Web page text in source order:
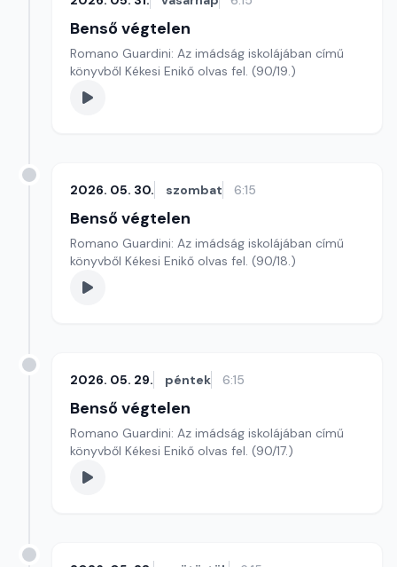
Benső végtelen
Romano Guardini: Az imádság iskolájában című
könyvből Kékesi Enikő olvas fel. (90/19.)
2026. 05. 30. szombat 6:15
Benső végtelen
Romano Guardini: Az imádság iskolájában című
könyvből Kékesi Enikő olvas fel. (90/18.)
2026. 05. 29. péntek 6:15
Benső végtelen
Romano Guardini: Az imádság iskolájában című
könyvből Kékesi Enikő olvas fel. (90/17.)